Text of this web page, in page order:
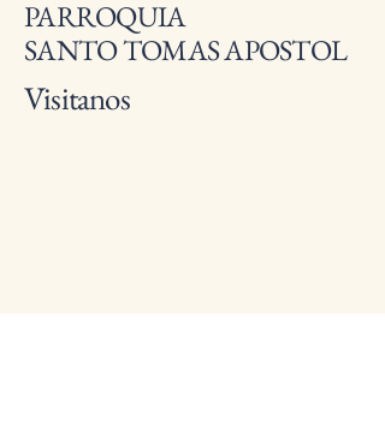
PARROQUIA
SANTO TOMAS APOSTOL
Visitanos